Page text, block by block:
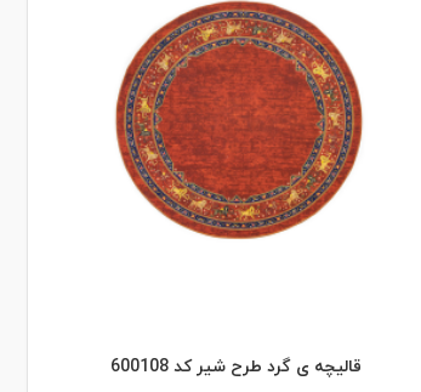
قالیچه ی گرد طرح شیر کد 600108